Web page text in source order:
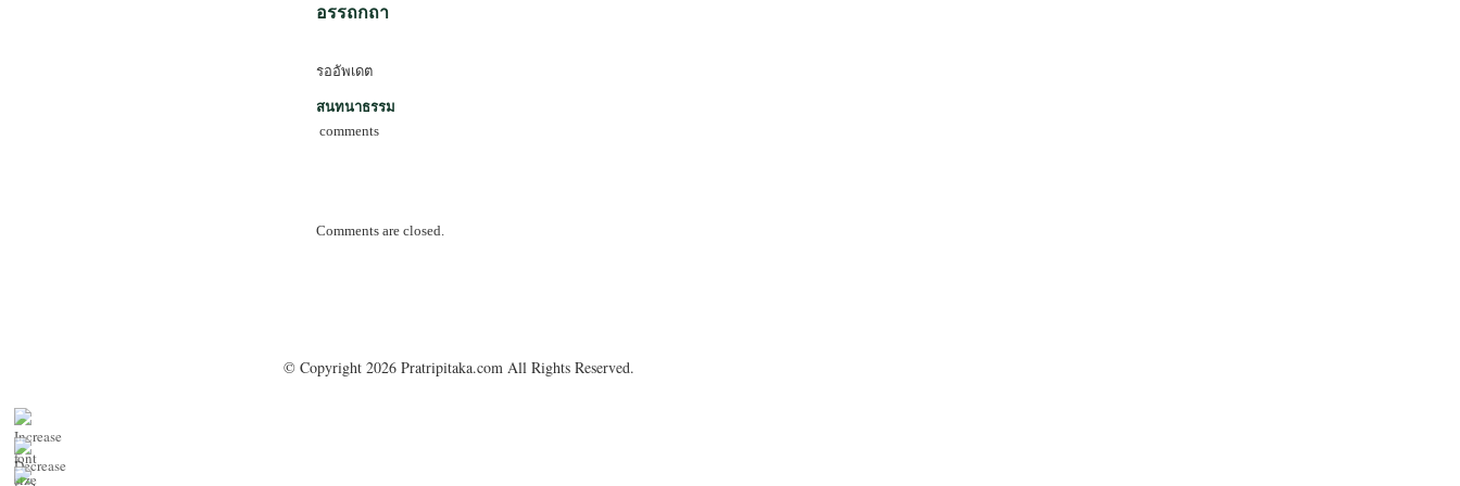
อรรถกถา
รออัพเดต
สนทนาธรรม
comments
Comments are closed.
© Copyright 2026 Pratripitaka.com All Rights Reserved.